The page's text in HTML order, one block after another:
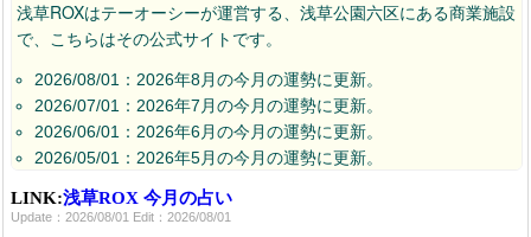
浅草ROXはテーオーシーが運営する、浅草公園六区にある商業施設
で、こちらはその公式サイトです。
2026/08/01：2026年8月の今月の運勢に更新。
2026/07/01：2026年7月の今月の運勢に更新。
2026/06/01：2026年6月の今月の運勢に更新。
2026/05/01：2026年5月の今月の運勢に更新。
LINK:浅草ROX 今月の占い
Update：2026/08/01 Edit：2026/08/01